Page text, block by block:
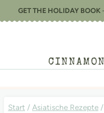
Inhalt
GET THE HOLIDAY BOOK
Start / Asiatische Rezepte /